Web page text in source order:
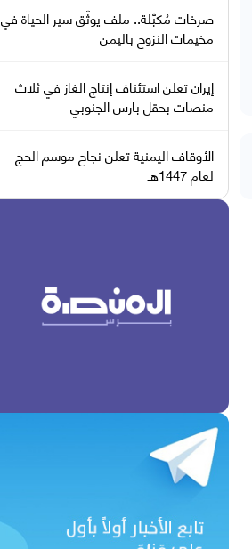
صرخات مُكبّلة.. ملف يوثّق سير الحياة في
مخيمات النزوح باليمن
إيران تعلن استئناف إنتاج الغاز في ثلاث
منصات بحقل بارس الجنوبي
الأوقاف اليمنية تعلن نجاح موسم الحج
لعام 1447هـ